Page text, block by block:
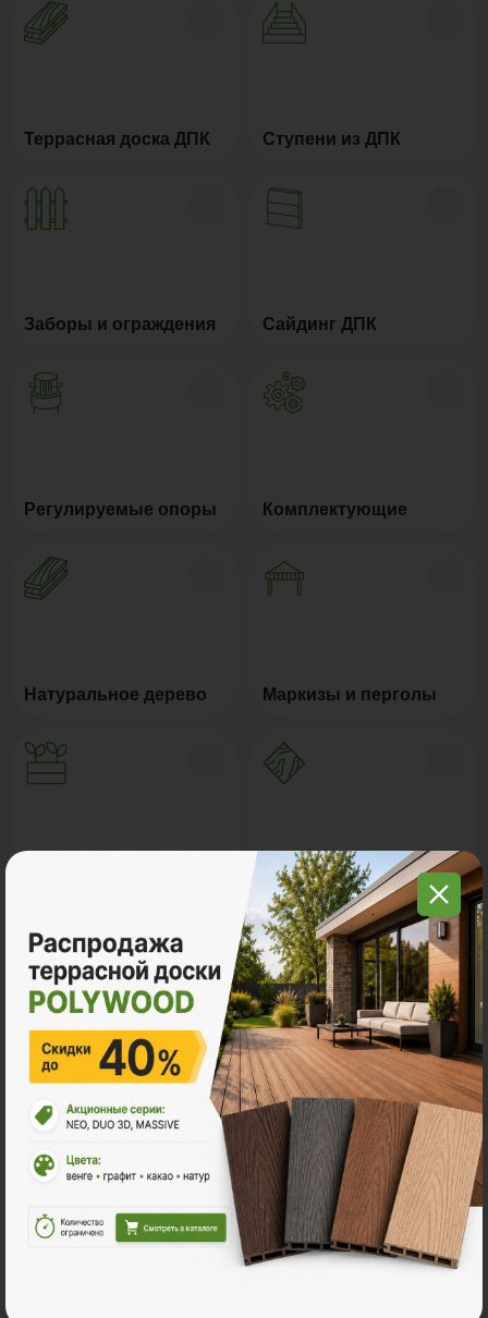
Террасная доска ДПК Ступени из ДПК
Заборы и ограждения Сайдинг ДПК
Регулируемые опоры Комплектующие
Натуральное дерево Маркизы и перголы
Керамогранит
Мебель для террас Новинки
Распродажа